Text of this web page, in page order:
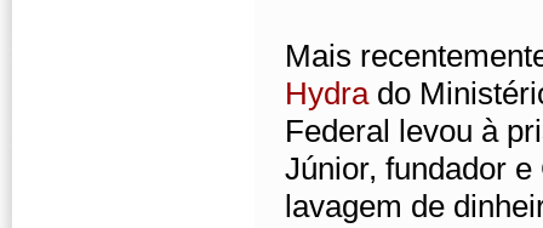
Mais
Hydrado
Federal levou à
Júnior, fundador
lavagem de